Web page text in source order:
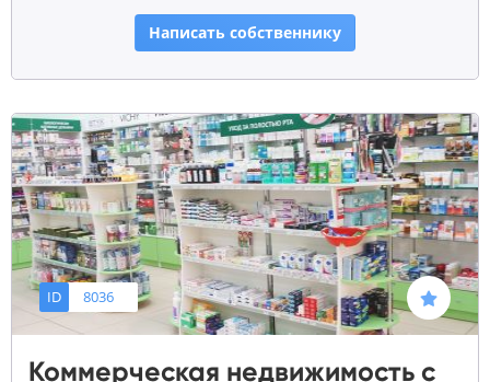
Написать собственнику
ID 8036
Коммерческая недвижимость с